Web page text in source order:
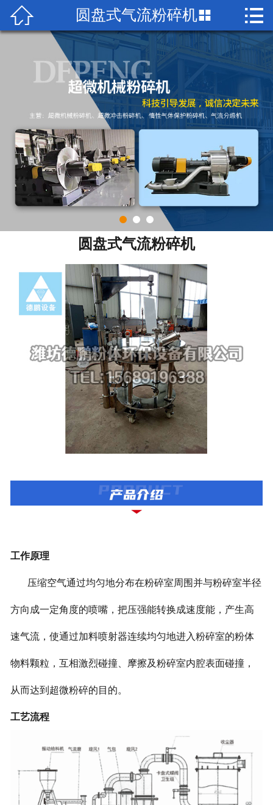
 首页
关于我们
产品中心
销售网络
联系我们
 圆盘式气流粉碎机 
圆盘式气流粉碎机
工作原理
压缩空气通过均匀地分布在粉碎室周围并与粉碎室半径
方向成一定角度的喷嘴，把压强能转换成速度能，产生高
速气流，使通过加料喷射器连续均匀地进入粉碎室的粉体
物料颗粒，互相激烈碰撞、摩擦及粉碎室内腔表面碰撞，
从而达到超微粉碎的目的。
工艺流程